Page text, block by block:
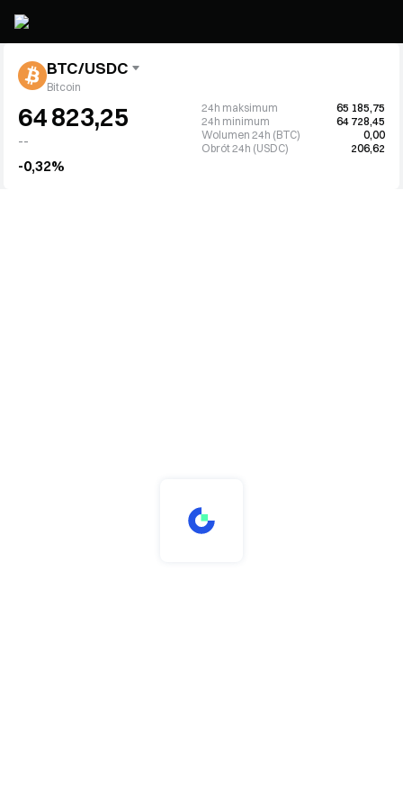
BTC/USDC
Bitcoin
64 823,25
--
-0,32%
24h maksimum
65 185,75
24h minimum
64 728,45
Wolumen 24h (BTC)
0,00
Obrót 24h (USDC)
206,62